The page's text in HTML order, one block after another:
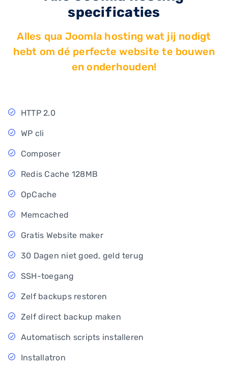
specificaties
Alles qua Joomla hosting wat jij nodigt
hebt om dé perfecte website te bouwen
en onderhouden!
HTTP 2.0
WP cli
Composer
Redis Cache 128MB
OpCache
Memcached
Gratis Website maker
30 Dagen niet goed, geld terug
SSH-toegang
Zelf backups restoren
Zelf direct backup maken
Automatisch scripts installeren
Installatron